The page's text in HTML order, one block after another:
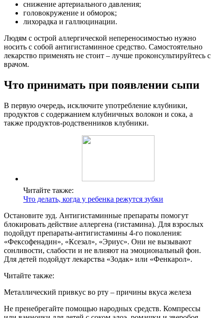
снижение артериального давления;
головокружение и обморок;
лихорадка и галлюцинации.
Людям с острой аллергической непереносимостью нужно
носить с собой антигистаминное средство. Самостоятельно
лекарство применять не стоит – лучше проконсультируйтесь с
врачом.
Что принимать при появлении сыпи
В первую очередь, исключите употребление клубники,
продуктов с содержанием клубничных волокон и сока, а
также продуктов-родственников клубники.
Читайте также:
Что делать, когда у ребенка режутся зубки
Остановите зуд. Антигистаминные препараты помогут
блокировать действие аллергена (гистамина). Для взрослых
подойдут препараты-антигистамины 4-го поколения:
«Фексофенадин», «Ксезал», «Эриус». Они не вызывают
сонливости, слабости и не влияют на эмоциональный фон.
Для детей подойдут лекарства «Зодак» или «Фенкарол».
Читайте также:
Металлический привкус во рту – причины вкуса железа
Не пренебрегайте помощью народных средств. Компрессы